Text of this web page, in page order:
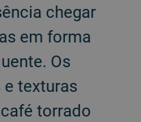
chegar
em forma
Os
texturas
torrado